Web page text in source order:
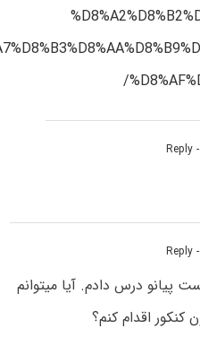
-
-
پیانو درس دادم. آیا میتوانم
اقدام کنم؟